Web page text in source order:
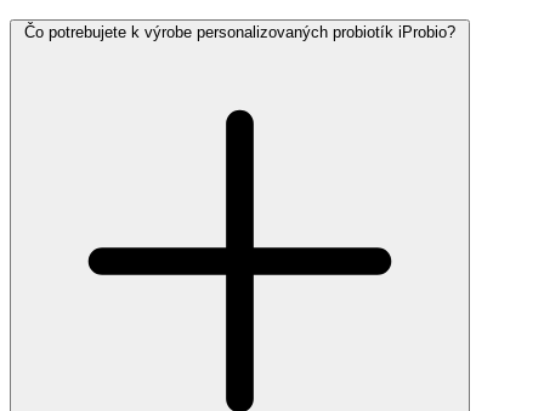
Čo potrebujete k výrobe personalizovaných probiotík iProbio?